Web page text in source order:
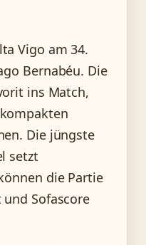
Vigo am 34.
Bernabéu. Die
ins Match,
Die jüngste
setzt
die Partie
Sofascore